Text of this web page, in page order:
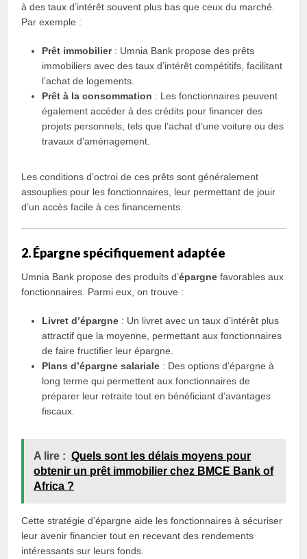
à des taux d’intérêt souvent plus bas que ceux du marché.
Par exemple :
Prêt immobilier: Umnia Bank propose des prêts
immobiliers avec des taux d’intérêt compétitifs, facilitant
l’achat de logements.
Prêt à la consommation : Les fonctionnaires peuvent
également accéder à des crédits pour financer des
projets personnels, tels que l’achat d’une voiture ou des
travaux d’aménagement.
Les conditions d’octroi de ces prêts sont généralement
assouplies pour les fonctionnaires, leur permettant de jouir
d’un accès facile à ces financements.
2. Épargne spécifiquement adaptée
Umnia Bank propose des produits d’épargne favorables aux
fonctionnaires. Parmi eux, on trouve :
Livret d’épargne : Un livret avec un taux d’intérêt plus
attractif que la moyenne, permettant aux fonctionnaires
de faire fructifier leur épargne.
Plans d’épargne salariale : Des options d’épargne à
long terme qui permettent aux fonctionnaires de
préparer leur retraite tout en bénéficiant d’avantages
fiscaux.
A lire : Quels sont les délais moyens pour
obtenir un prêt immobilier chez BMCE Bank of
Africa ?
Cette stratégie d’épargne aide les fonctionnaires à sécuriser
leur avenir financier tout en recevant des rendements
intéressants sur leurs fonds.